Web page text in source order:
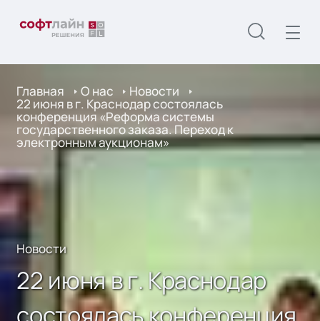
Главная О нас Новости
22 июня в г. Краснодар состоялась
конференция «Реформа системы
государственного заказа. Переход к
электронным аукционам»
Новости
22 июня в г. Краснодар